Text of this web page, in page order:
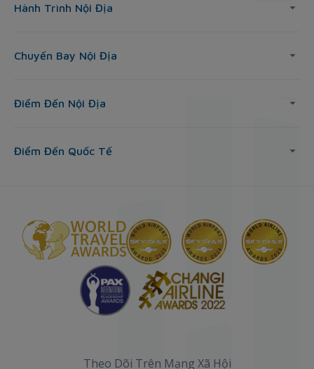
Hành Trình Nội Địa
Chuyến Bay Nội Địa
Điểm Đến Nội Địa
Điểm Đến Quốc Tế
Theo Dõi Trên Mạng Xã Hội